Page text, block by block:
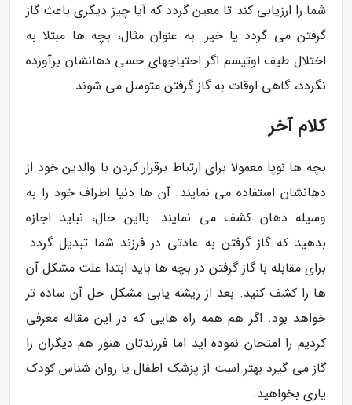
شما را ارزیابی کند تا معین گردد که آیا چیز دیگری باعث گاز
گرفتن می گردد یا خیر. به عنوان مثال، بچه ها مبتلا به
اختلال طیف اوتیسم اگر احتیاجهای حسی دهانشان برآورده
نگردد، گاهی اوقات به گاز گرفتن متوسل می شوند.
کلام آخر
بچه ها نوپا معمولا برای ارتباط برقرار کردن با والدین خود از
دهانشان استفاده می نمایند. آن ها دنیا اطراف خود را به
وسیله دهان کشف می نمایند. بااین حال، نباید اجازه
بدهید که گاز گرفتن به عادتی در فرزند شما تبدیل گردد.
برای مقابله با گاز گرفتن در بچه ها باید ابتدا علت مشکل آن
ها را کشف کنید. بعد از ریشه یابی مشکل حل آن ساده تر
خواهد بود. اگر هم همه راه هایی که در این مقاله معرفی
کردیم را امتحان نموده اید اما فرزندتان هنوز هم دیگران را
گاز می گیرد بهتر است از پزشک اطفال یا روان شناس کودک
یاری بخواهید.